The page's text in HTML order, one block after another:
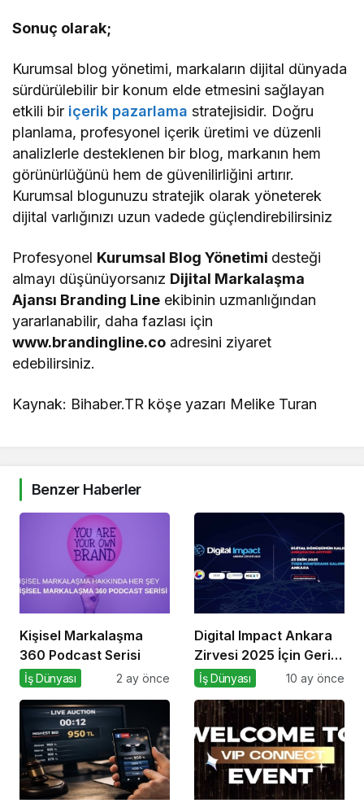
Sonuç olarak;
Kurumsal blog yönetimi, markaların dijital dünyada
sürdürülebilir bir konum elde etmesini sağlayan
etkili bir içerik pazarlama stratejisidir. Doğru
planlama, profesyonel içerik üretimi ve düzenli
analizlerle desteklenen bir blog, markanın hem
görünürlüğünü hem de güvenilirliğini artırır.
Kurumsal blogunuzu stratejik olarak yöneterek
dijital varlığınızı uzun vadede güçlendirebilirsiniz
Profesyonel Kurumsal Blog Yönetimi desteği
almayı düşünüyorsanız Dijital Markalaşma
Ajansı Branding Line ekibinin uzmanlığından
yararlanabilir, daha fazlası için
www.brandingline.co adresini ziyaret
edebilirsiniz.
Kaynak: Bihaber.TR köşe yazarı Melike Turan
Benzer Haberler
Kişisel Markalaşma
360 Podcast Serisi
İş Dünyası 2 ay önce
Digital Impact Ankara
Zirvesi 2025 İçin Geri
Sayım!
İş Dünyası 10 ay önce